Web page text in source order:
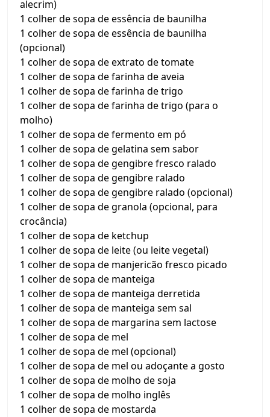
alecrim)
1 colher de sopa de essência de baunilha
1 colher de sopa de essência de baunilha
(opcional)
1 colher de sopa de extrato de tomate
1 colher de sopa de farinha de aveia
1 colher de sopa de farinha de trigo
1 colher de sopa de farinha de trigo (para o
molho)
1 colher de sopa de fermento em pó
1 colher de sopa de gelatina sem sabor
1 colher de sopa de gengibre fresco ralado
1 colher de sopa de gengibre ralado
1 colher de sopa de gengibre ralado (opcional)
1 colher de sopa de granola (opcional, para
crocância)
1 colher de sopa de ketchup
1 colher de sopa de leite (ou leite vegetal)
1 colher de sopa de manjericão fresco picado
1 colher de sopa de manteiga
1 colher de sopa de manteiga derretida
1 colher de sopa de manteiga sem sal
1 colher de sopa de margarina sem lactose
1 colher de sopa de mel
1 colher de sopa de mel (opcional)
1 colher de sopa de mel ou adoçante a gosto
1 colher de sopa de molho de soja
1 colher de sopa de molho inglês
1 colher de sopa de mostarda